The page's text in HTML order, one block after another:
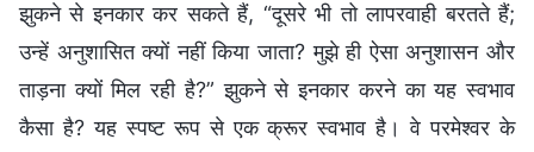
झुकने से इनकार कर सकते हैं, “दूसरे भी तो लापरवाही बरतते हैं;
उन्हें अनुशासित क्यों नहीं किया जाता? मुझे ही ऐसा अनुशासन और
ताड़ना क्यों मिल रही है?” झुकने से इनकार करने का यह स्वभाव
कैसा है? यह स्पष्ट रूप से एक क्रूर स्वभाव है। वे परमेश्वर के